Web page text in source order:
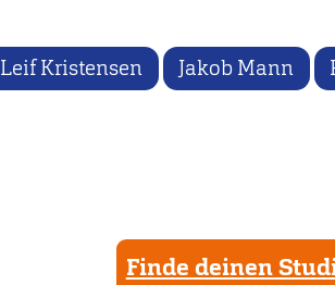
Leif Kristensen Jakob Mann
Finde deinen